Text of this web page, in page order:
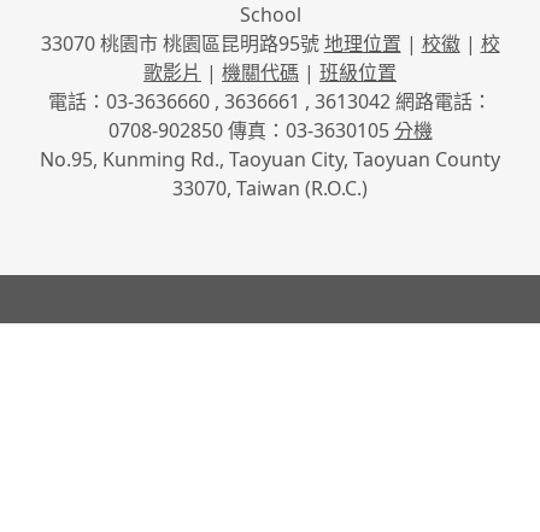
School
33070 桃園市 桃園區昆明路95號地理位置 | 校徽| 校
歌影片 | 機關代碼 | 班級位置
電話：03-3636660 , 3636661 , 3613042 網路電話：
0708-902850 傳真：03-3630105分機
No.95, Kunming Rd., Taoyuan City, Taoyuan County
33070, Taiwan (R.O.C.)